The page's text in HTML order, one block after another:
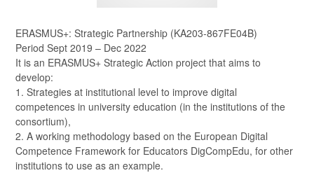
ERASMUS+: Strategic Partnership (KA203-867FE04B)
Period Sept 2019 – Dec 2022
It is an ERASMUS+ Strategic Action project that aims to
develop:
1. Strategies at institutional level to improve digital
competences in university education (in the institutions of the
consortium),
2. A working methodology based on the European Digital
Competence Framework for Educators DigCompEdu, for other
institutions to use as an example.